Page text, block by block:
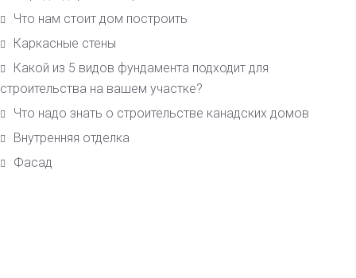
Что нам стоит дом построить
Каркасные стены
Какой из 5 видов фундамента подходит для
строительства на вашем участке?
Что надо знать о строительстве канадских домов
Внутренняя отделка
Фасад